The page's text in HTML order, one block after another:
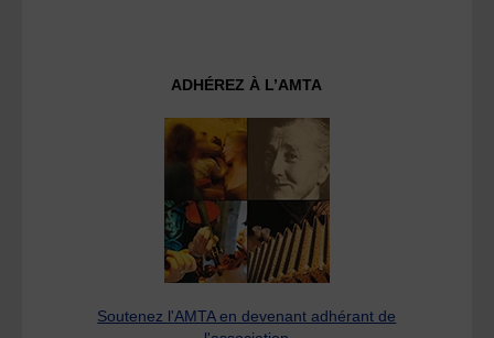
ADHÉREZ À L’AMTA
Soutenez l'AMTA en devenant adhérant de